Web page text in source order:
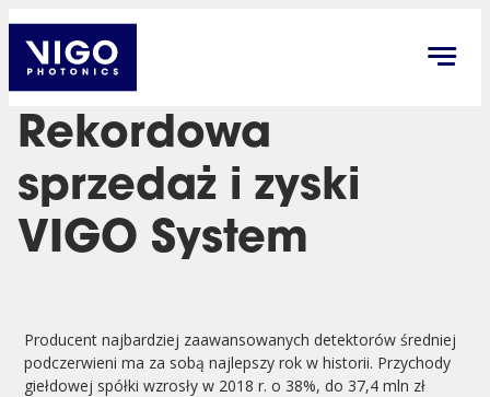
Rekordowa
sprzedaż i zyski
VIGO System
Producent najbardziej zaawansowanych detektorów średniej
podczerwieni ma za sobą najlepszy rok w historii. Przychody
giełdowej spółki wzrosły w 2018 r. o 38%, do 37,4 mln zł